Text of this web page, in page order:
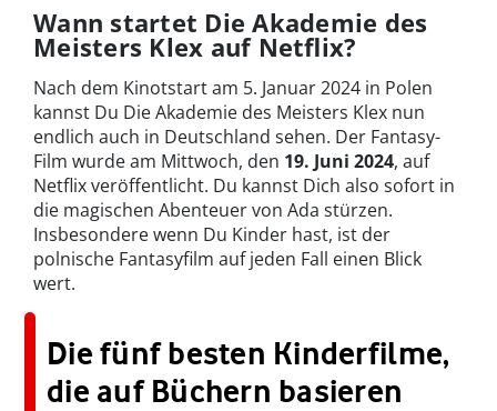
Wann startet Die Akademie des
Meisters Klex auf Netflix?
Nach dem Kinotstart am 5. Januar 2024 in Polen
kannst Du Die Akademie des Meisters Klex nun
endlich auch in Deutschland sehen. Der Fantasy-
Film wurde am Mittwoch, den 19. Juni 2024, auf
Netflix veröffentlicht. Du kannst Dich also sofort in
die magischen Abenteuer von Ada stürzen.
Insbesondere wenn Du Kinder hast, ist der
polnische Fantasyfilm auf jeden Fall einen Blick
wert.
Die fünf besten Kinderfilme,
die auf Büchern basieren